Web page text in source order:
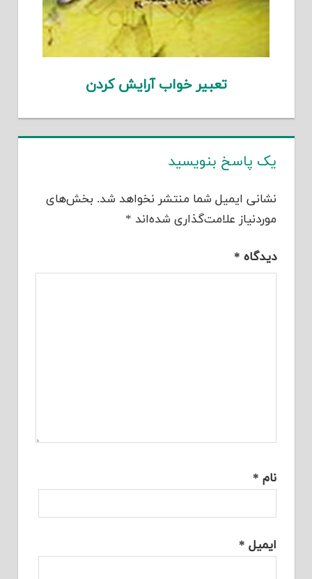
تعبیر خواب آرایش کردن
یک پاسخ بنویسید
نشانی ایمیل شما منتشر نخواهد شد. بخش‌های
موردنیاز علامت‌گذاری شده‌اند *
دیدگاه *
نام *
ایمیل *